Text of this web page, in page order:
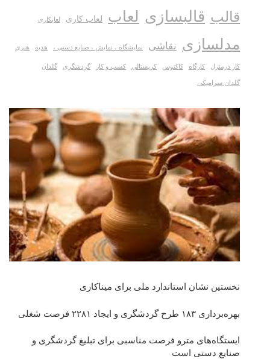
قالب قالبسازی لعاب لعاب کاری لعابکاری
مدلسازی نقاشی نمایشگاه ، نمایش ، صنایع دستی ، هدیه هنری
کار درمنزل کارگاه کاکتوس کریستالی کسب و کار گردشگری
گلدان
گلدان سرامیکی
نخستین نشان استاندارد ملی برای میناکاری
بهره‌برداری ١٨٣ طرح گردشگری و ایجاد ٢٢٨١ فرصت شغلی
ایستگاه‌های مترو فرصت مناسبی برای تبلیغ گردشگری و
صنایع دستی است